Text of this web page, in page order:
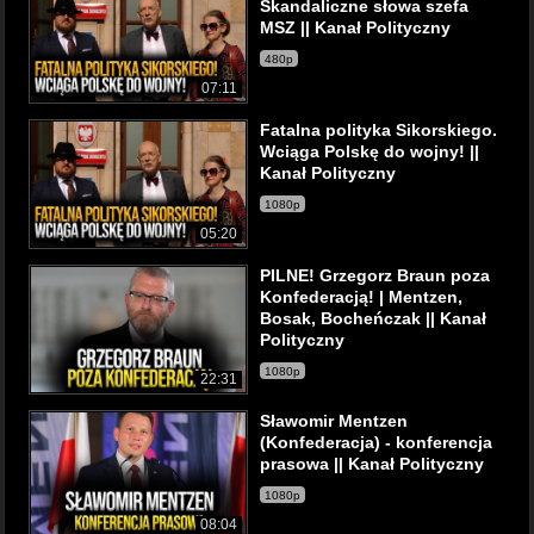
07:11
Skandaliczne słowa szefa
MSZ || Kanał Polityczny
480p
05:20
Fatalna polityka Sikorskiego.
Wciąga Polskę do wojny! ||
Kanał Polityczny
1080p
22:31
PILNE! Grzegorz Braun poza
Konfederacją! | Mentzen,
Bosak, Bocheńczak || Kanał
Polityczny
1080p
08:04
Sławomir Mentzen
(Konfederacja) - konferencja
prasowa || Kanał Polityczny
1080p